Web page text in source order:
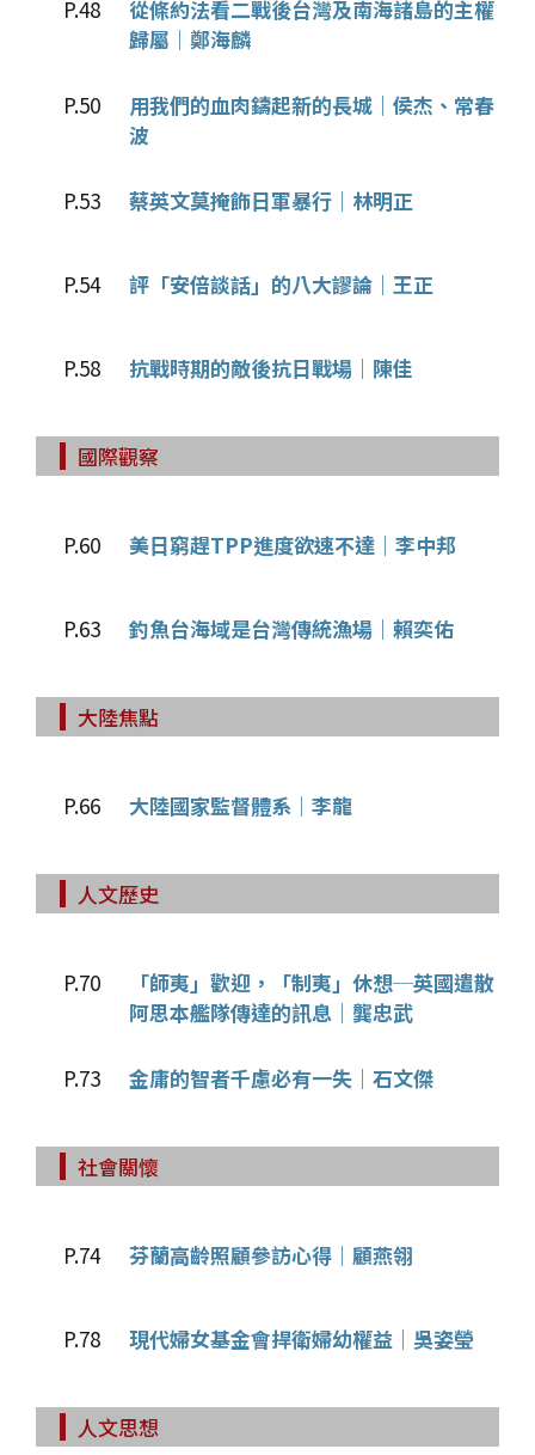
P.48
從條約法看二戰後台灣及南海諸島的主權
歸屬｜鄭海麟
P.50
用我們的血肉鑄起新的長城｜侯杰、常春
波
P.53 蔡英文莫掩飾日軍暴行｜林明正
P.54 評「安倍談話」的八大謬論｜王正
P.58 抗戰時期的敵後抗日戰場｜陳佳
國際觀察
P.60 美日窮趕TPP進度欲速不達｜李中邦
P.63 釣魚台海域是台灣傳統漁場｜賴奕佑
大陸焦點
P.66 大陸國家監督體系｜李龍
人文歷史
P.70
「師夷」歡迎，「制夷」休想─英國遣散
阿思本艦隊傳達的訊息｜龔忠武
P.73 金庸的智者千慮必有一失｜石文傑
社會關懷
P.74 芬蘭高齡照顧參訪心得｜顧燕翎
P.78 現代婦女基金會捍衛婦幼權益｜吳姿瑩
人文思想